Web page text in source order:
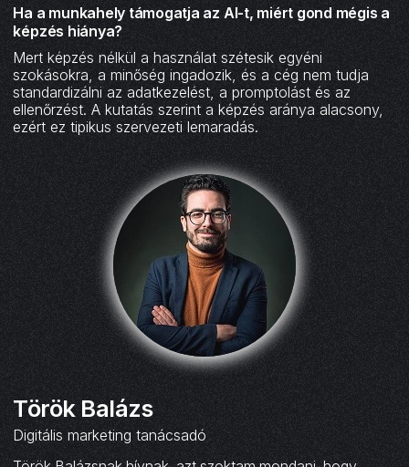
Ha a munkahely támogatja az AI-t, miért gond mégis a
képzés hiánya?
Mert képzés nélkül a használat szétesik egyéni
szokásokra, a minőség ingadozik, és a cég nem tudja
standardizálni az adatkezelést, a promptolást és az
ellenőrzést. A kutatás szerint a képzés aránya alacsony,
ezért ez tipikus szervezeti lemaradás.
Török Balázs
Digitális marketing tanácsadó